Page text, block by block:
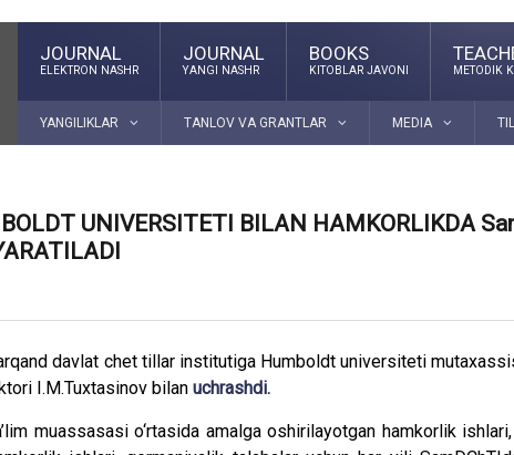
JOURNAL
ELEKTRON NASHR
JOURNAL
YANGI NASHR
BOOKS
KITOBLAR JAVONI METODIK
YANGILIKLAR TANLOV VA GRANTLAR MEDIA
UNIVERSITETI BILAN HAMKORLIKDA
davlat chet tillar institutiga Humboldt universiteti
I.M.Tuxtasinov bilan uchrashdi.
muassasasi o‘rtasida amalga oshirilayotgan hamkorlik